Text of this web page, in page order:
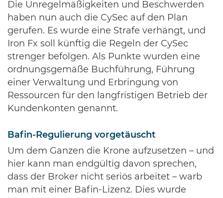
Die Unregelmäßigkeiten und Beschwerden
haben nun auch die CySec auf den Plan
gerufen. Es wurde eine Strafe verhängt, und
Iron Fx soll künftig die Regeln der CySec
strenger befolgen. Als Punkte wurden eine
ordnungsgemäße Buchführung, Führung
einer Verwaltung und Erbringung von
Ressourcen für den langfristigen Betrieb der
Kundenkonten genannt.
Bafin-Regulierung vorgetäuscht
Um dem Ganzen die Krone aufzusetzen – und
hier kann man endgültig davon sprechen,
dass der Broker nicht seriös arbeitet – warb
man mit einer Bafin-Lizenz. Dies wurde